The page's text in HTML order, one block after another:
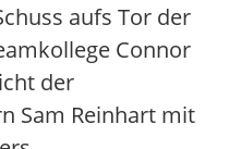
aufs Tor der
Connor
der
Sam Reinhart mit